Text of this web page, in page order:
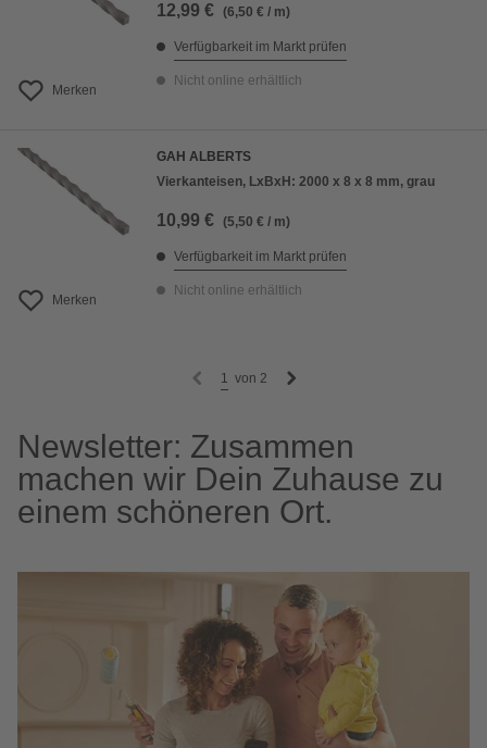
Merken
12,99 € (6,50 € / m)
Verfügbarkeit im Markt prüfen
Nicht online erhältlich
Merken
GAH ALBERTS
Vierkanteisen, LxBxH: 2000 x 8 x 8 mm, grau
10,99 € (5,50 € / m)
Verfügbarkeit im Markt prüfen
Nicht online erhältlich
1 von 2
Newsletter: Zusammen
machen wir Dein Zuhause zu
einem schöneren Ort.